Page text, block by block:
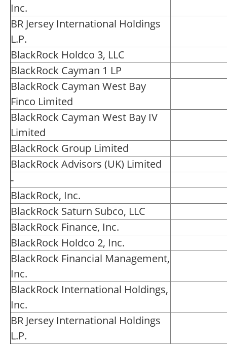
Inc.
BR Jersey International Holdings
L.P.
BlackRock Holdco 3, LLC
BlackRock Cayman 1 LP
BlackRock Cayman West Bay
Finco Limited
BlackRock Cayman West Bay IV
Limited
BlackRock Group Limited
BlackRock Advisors (UK) Limited
-
BlackRock, Inc.
BlackRock Saturn Subco, LLC
BlackRock Finance, Inc.
BlackRock Holdco 2, Inc.
BlackRock Financial Management,
Inc.
BlackRock International Holdings,
Inc.
BR Jersey International Holdings
L.P.